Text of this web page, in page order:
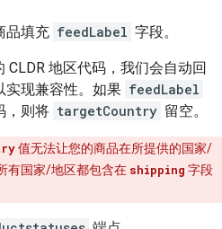
品填充 feedLabel 字段。
CLDR 地区代码，我们会自动回
实现兼容性。如果 feedLabel
，则将 targetCountry 留空。
值无法让您的商品在所提供的国家/
有国家/地区都包含在 shipping 字段